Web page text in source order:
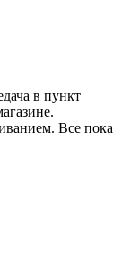
в пункт
Все пока